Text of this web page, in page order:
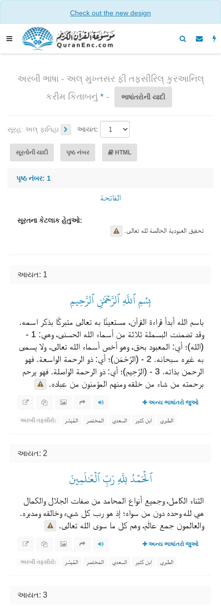
Check out the new design
અરબી ભાષા - અલ્ મુખ્તસર ફી તફસીરિલ્ કુરઆનિલ્
કરીમ કિતાબનું* - ભાષાંતરોની યાદી
સૂરહ: અલ્ ફાતિહા આયત:
સૂરતોની યાદી પૃષ્ઠ નંબર HTML
પૃષ્ઠ નંબર: 1
الفاتحة
સૂરતના કેટલાક હેતુઓ:
تحقيق العبودية الخالصة لله تعالى.
આયત: 1
بِسۡمِ ٱللَّهِ ٱلرَّحۡمَٰنِ ٱلرَّحِيمِ
باسم الله أبدأ قراءة القرآن، مستعينًا به تعالى متبركًا بذكر اسمه.
وقد تضمنت البسملة ثلاثة من أسماء الله الحسنى، وهي: 1 -
(الله)؛ أي: المعبود بحق، وهو أخص أسماء الله تعالى، ولا يسمى
به غيره سبحانه. 2 - (الرَّحْمَن)؛ أي: ذو الرحمة الواسعة. فهو
الرحمن بذاته. 3 - (الرَّحِيم)؛ أي: ذو الرحمة الواصلة. فهو يرحم
برحمته من شاء من خلقه ومنهم المؤمنون من عباده.
અન્ય ભાષાંતરો જુઓ
અરબી તફસીરો: المُيسَّر المختصر السعدي ابن كثير الطبري
આયત: 2
ٱلۡحَمۡدُ لِلَّهِ رَبِّ ٱلۡعَٰلَمِينَ
الثناء الكامل، وجميع أنواع المحامد من صفات الجلال والكمال
هي لله وحده دون من سواه؛ إذ هو رب كل شيء وخالقه ومدبره.
والعالمون جمع عالَم، وهم كل ما سوى الله تعالى.
અન્ય ભાષાંતરો જુઓ
અરબી તફસીરો: المُيسَّر المختصر السعدي ابن كثير الطبري
આયત: 3